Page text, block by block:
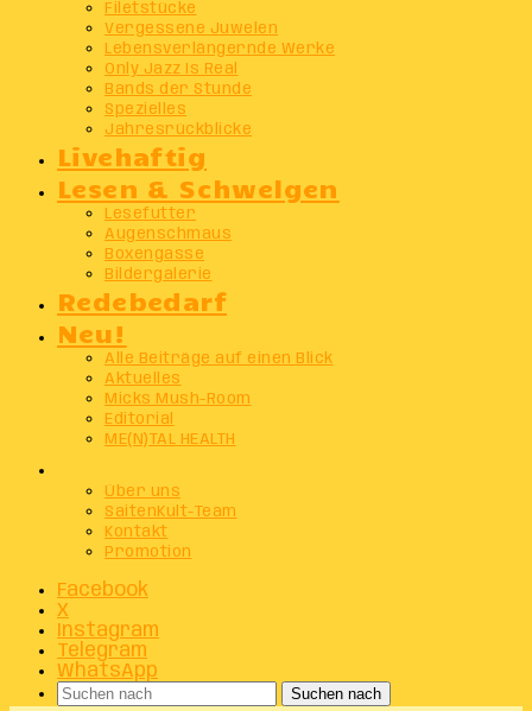
Filetstücke
Vergessene Juwelen
Lebensverlängernde Werke
Only Jazz Is Real
Bands der Stunde
Spezielles
Jahresrückblicke
Livehaftig
Lesen & Schwelgen
Lesefutter
Augenschmaus
Boxengasse
Bildergalerie
Redebedarf
Neu!
Alle Beiträge auf einen Blick
Aktuelles
Micks Mush-Room
Editorial
ME(N)TAL HEALTH
Über uns
SaitenKult-Team
Kontakt
Promotion
Facebook
X
Instagram
Telegram
WhatsApp
Suchen nach